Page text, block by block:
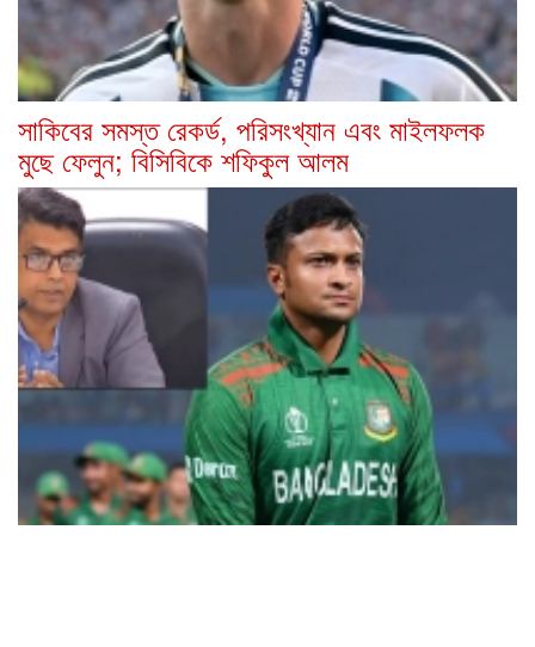
সাকিবের সমস্ত রেকর্ড, পরিসংখ্যান এবং মাইলফলক
মুছে ফেলুন; বিসিবিকে শফিকুল আলম